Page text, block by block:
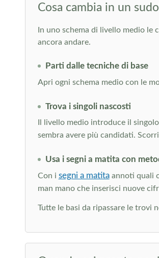
Cosa cambia in un
In uno schema di livello medio
ancora andare.
Parti dalle tecniche di base
Apri ogni schema medio con le
Trova i singoli nascosti
Il livello medio introduce il
sembra avere più candidati.
Usa i segni a matita con
Con i segni a matitaannoti quali
man mano che inserisci nuove
Tutte le basi da ripassare le trovi